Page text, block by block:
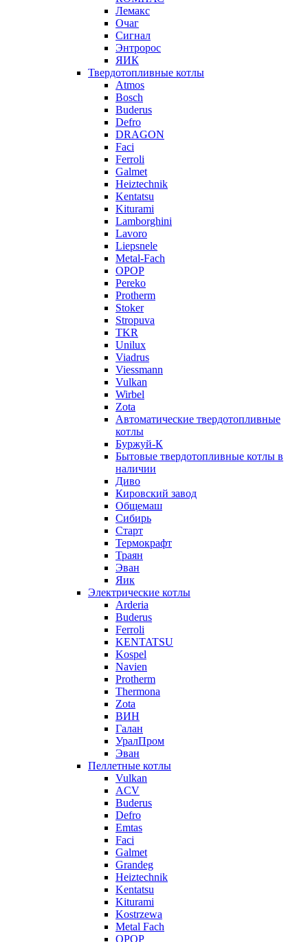
Лемакс
Очаг
Сигнал
Энтророс
ЯИК
Твердотопливные котлы
Atmos
Bosch
Buderus
Defro
DRAGON
Faci
Ferroli
Galmet
Heiztechnik
Kentatsu
Kiturami
Lamborghini
Lavoro
Liepsnele
Metal-Fach
OPOP
Pereko
Protherm
Stoker
Stropuva
TKR
Unilux
Viadrus
Viessmann
Vulkan
Wirbel
Zota
Автоматические твердотопливные
котлы
Буржуй-К
Бытовые твердотопливные котлы в
наличии
Диво
Кировский завод
Общемаш
Сибирь
Старт
Термокрафт
Траян
Эван
Яик
Электрические котлы
Arderia
Buderus
Ferroli
KENTATSU
Kospel
Navien
Protherm
Thermona
Zota
ВИН
Галан
УралПром
Эван
Пеллетные котлы
Vulkan
ACV
Buderus
Defro
Emtas
Faci
Galmet
Grandeg
Heiztechnik
Kentatsu
Kiturami
Kostrzewa
Metal Fach
OPOP